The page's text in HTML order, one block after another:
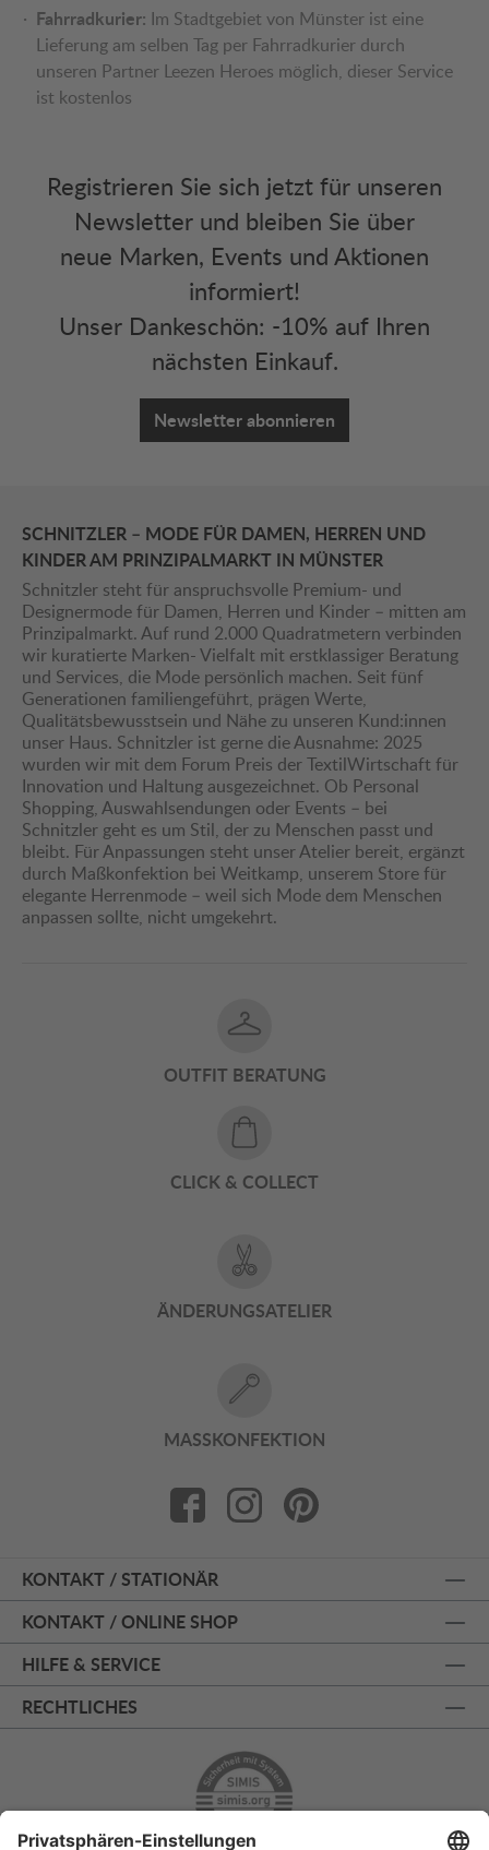
Fahrradkurier: Im Stadtgebiet von Münster ist eine
Lieferung am selben Tag per Fahrradkurier durch
unseren Partner Leezen Heroes möglich, dieser Service
ist kostenlos
Registrieren Sie sich jetzt für unseren
Newsletter und bleiben Sie über
neue Marken, Events und Aktionen
informiert!
Unser Dankeschön: -10% auf Ihren
nächsten Einkauf.
Newsletter abonnieren
SCHNITZLER – MODE FÜR DAMEN, HERREN UND
KINDER AM PRINZIPALMARKT IN MÜNSTER
Schnitzler steht für anspruchsvolle Premium- und
Designermode für Damen, Herren und Kinder – mitten am
Prinzipalmarkt. Auf rund 2.000 Quadratmetern verbinden
wir kuratierte Marken- Vielfalt mit erstklassiger Beratung
und Services, die Mode persönlich machen. Seit fünf
Generationen familiengeführt, prägen Werte,
Qualitätsbewusstsein und Nähe zu unseren Kund:innen
unser Haus. Schnitzler ist gerne die Ausnahme: 2025
wurden wir mit dem Forum Preis der TextilWirtschaft für
Innovation und Haltung ausgezeichnet. Ob Personal
Shopping, Auswahlsendungen oder Events – bei
Schnitzler geht es um Stil, der zu Menschen passt und
bleibt. Für Anpassungen steht unser Atelier bereit, ergänzt
durch Maßkonfektion bei Weitkamp, unserem Store für
elegante Herrenmode – weil sich Mode dem Menschen
anpassen sollte, nicht umgekehrt.
OUTFIT BERATUNG
CLICK & COLLECT
ÄNDERUNGSATELIER
MASSKONFEKTION
KONTAKT / STATIONÄR
KONTAKT / ONLINE SHOP
HILFE & SERVICE
RECHTLICHES